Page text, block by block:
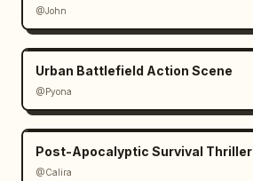
@John
Urban Battlefield Action Scene
@Pyona
Post-Apocalyptic Survival
@Calira